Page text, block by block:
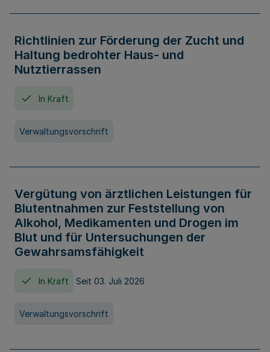
Richtlinien zur Förderung der Zucht und
Haltung bedrohter Haus- und
Nutztierrassen
In Kraft
Verwaltungsvorschrift
Vergütung von ärztlichen Leistungen für
Blutentnahmen zur Feststellung von
Alkohol, Medikamenten und Drogen im
Blut und für Untersuchungen der
Gewahrsamsfähigkeit
In Kraft Seit 03. Juli 2026
Verwaltungsvorschrift